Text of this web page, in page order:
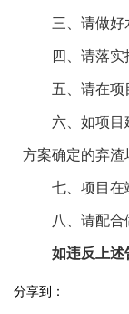
三、请做好水
四、请落实报
五、请在项目
六、如项目建
方案确定的弃渣
七、项目在竣
八、请配合做
如违反上述
分享到：